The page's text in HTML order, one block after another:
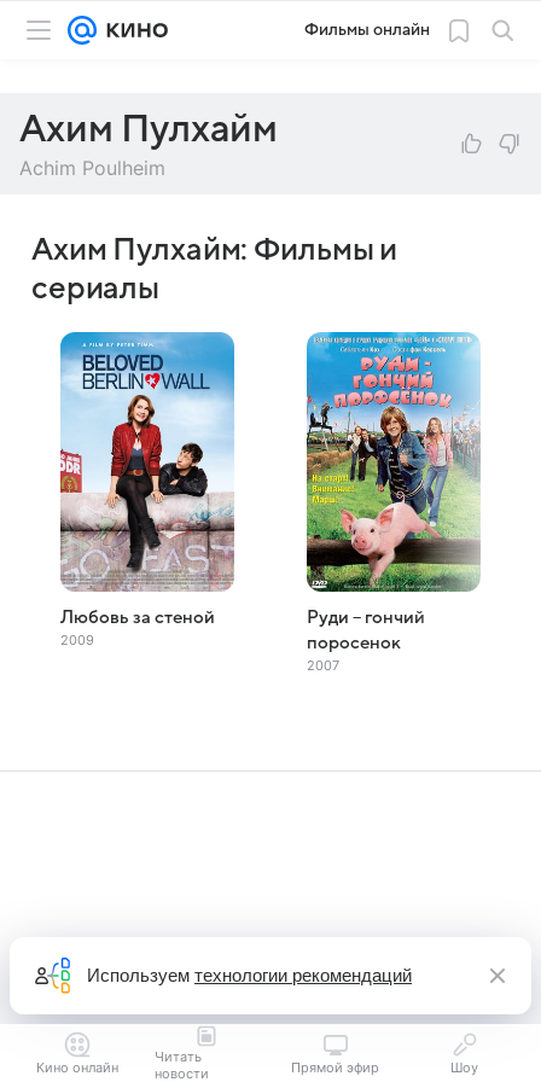
Фильмы онлайн
Ахим Пулхайм
Achim Poulheim
Ахим Пулхайм: Фильмы и
сериалы
Любовь за стеной
2009
Руди – гончий
поросенок
2007
Кино онлайн
Читать
новости
Прямой эфир Шоу
Используем технологии рекомендаций